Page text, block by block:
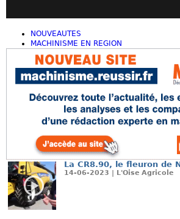
NOUVEAUTES
MACHINISME EN REGION
La CR8.90, le fleuron de
14-06-2023 | L'Oise Agricole